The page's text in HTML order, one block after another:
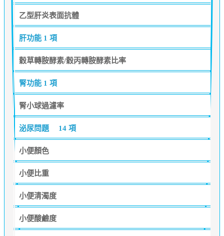
乙型肝炎表面抗體
肝功能 1 項
穀草轉胺酵素/穀丙轉胺酵素比率
腎功能 1 項
腎小球過濾率
泌尿問題 14 項
小便顏色
小便比重
小便清濁度
小便酸鹼度